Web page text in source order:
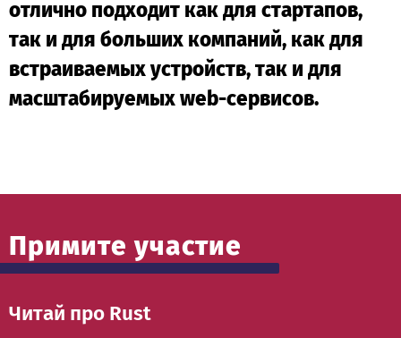
отлично подходит как для стартапов,
так и для больших компаний, как для
встраиваемых устройств, так и для
масштабируемых web-сервисов.
Примите участие
Читай про Rust